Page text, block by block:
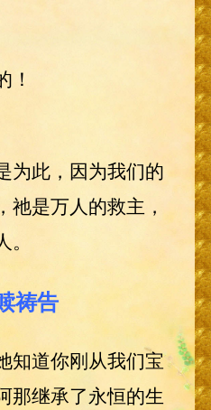
！
为此，因为我们的
祂是万人的救主，
祷告
知道你刚从我们宝
那继承了永恒的生